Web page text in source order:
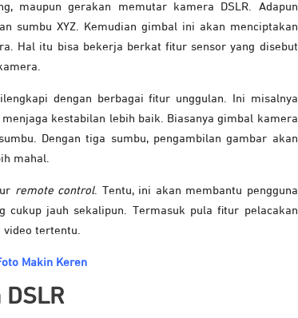
maupun gerakan memutar kamera DSLR. Adapun
sumbu XYZ. Kemudian gimbal ini akan menciptakan
Hal itu bisa bekerja berkat fitur sensor yang disebut
dengan berbagai fitur unggulan. Ini misalnya
kestabilan lebih baik. Biasanya gimbal kamera
Dengan tiga sumbu, pengambilan gambar akan
mahal.
remote control. Tentu, ini akan membantu pengguna
cukup jauh sekalipun. Termasuk pula fitur pelacakan
video tertentu.
Makin Keren